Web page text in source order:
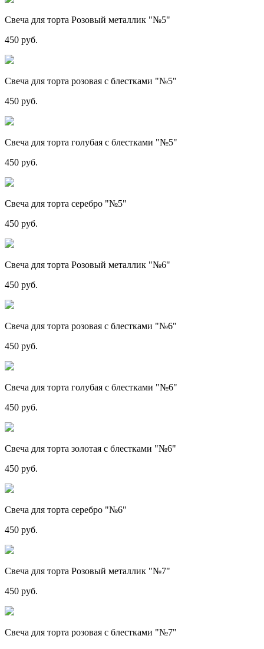
Свеча для торта Розовый металлик "№5"
450 руб.
Свеча для торта розовая с блестками "№5"
450 руб.
Свеча для торта голубая с блестками "№5"
450 руб.
Свеча для торта серебро "№5"
450 руб.
Свеча для торта Розовый металлик "№6"
450 руб.
Свеча для торта розовая с блестками "№6"
450 руб.
Свеча для торта голубая с блестками "№6"
450 руб.
Свеча для торта золотая с блестками "№6"
450 руб.
Свеча для торта серебро "№6"
450 руб.
Свеча для торта Розовый металлик "№7"
450 руб.
Свеча для торта розовая с блестками "№7"